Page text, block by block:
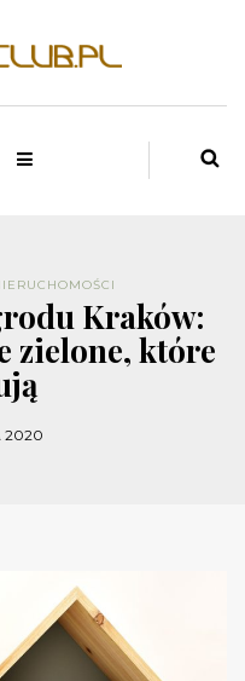
Kraków:
zielone, które
2020